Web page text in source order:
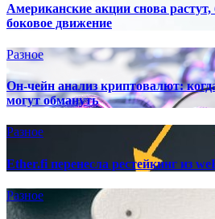
Американские акции снова
боковое движение
Разное
Он-чейн анализ криптовалют:
могут обмануть
Разное
Ether.fi перенесла рестейкинг из
Разное